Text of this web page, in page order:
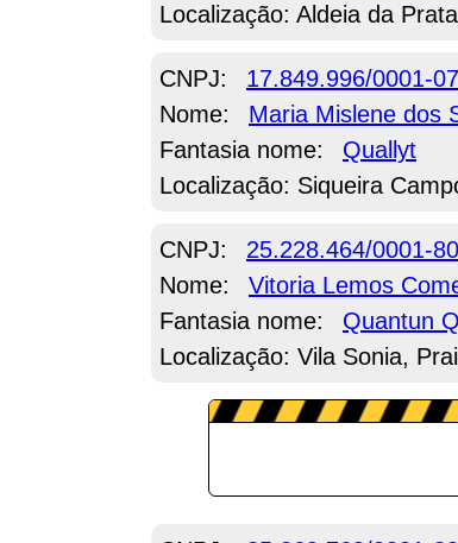
Localização: Aldeia da
CNPJ: 17.849.996/0001-07
Nome:
Maria Mislene dos
Fantasia nome:
Quallyt
Localização: Siqueira
CNPJ: 25.228.464/0001-80
Nome:
Vitoria Lemos
Fantasia nome:
Quantun
Localização: Vila Sonia,